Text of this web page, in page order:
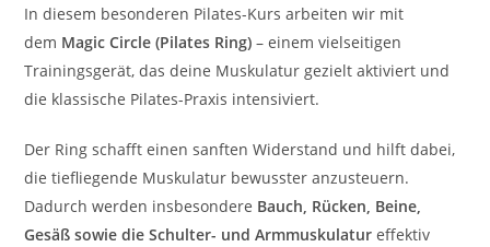
In diesem besonderen Pilates-Kurs arbeiten wir mit
dem Magic Circle (Pilates Ring) – einem vielseitigen
Trainingsgerät, das deine Muskulatur gezielt aktiviert und
die klassische Pilates-Praxis intensiviert.
Der Ring schafft einen sanften Widerstand und hilft dabei,
die tiefliegende Muskulatur bewusster anzusteuern.
Dadurch werden insbesondere Bauch, Rücken, Beine,
Gesäß sowie die Schulter- und Armmuskulatur effektiv